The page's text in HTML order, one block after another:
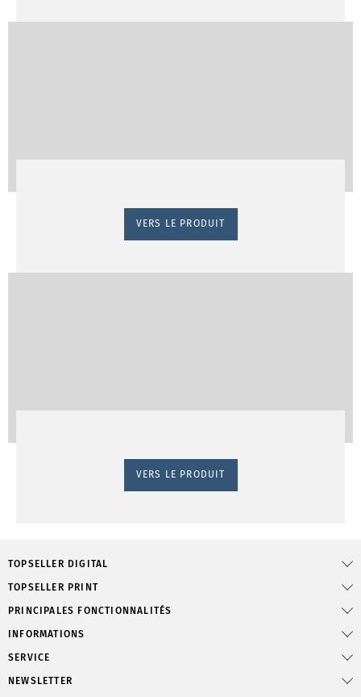
VERS LE PRODUIT
VERS LE PRODUIT
TOPSELLER DIGITAL
TOPSELLER PRINT
PRINCIPALES FONCTIONNALITÉS
INFORMATIONS
SERVICE
NEWSLETTER